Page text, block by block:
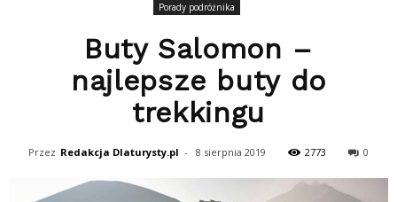
Porady podróżnika
Buty Salomon –
najlepsze buty do
trekkingu
Przez Redakcja Dlaturysty.pl - 8 sierpnia 2019 2773 0